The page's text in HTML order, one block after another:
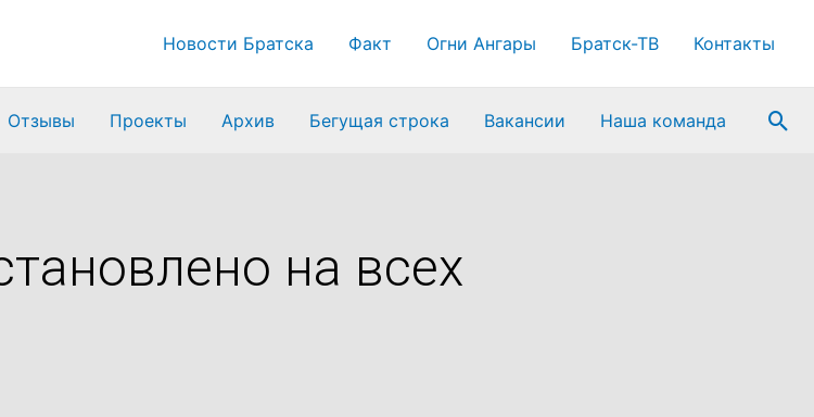
Новости Братска Факт Огни Ангары Братск-ТВ Контакты
Отзывы Проекты Архив Бегущая строка Вакансии Наша команда
на всех